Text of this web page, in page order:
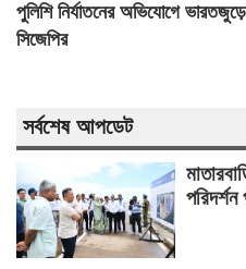
পুলিশি নির্যাতনের অভিযোগে
সিজেপির
সর্বশেষ আপডেট
পরিদর্শন